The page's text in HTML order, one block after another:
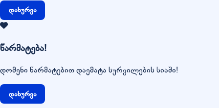
დახურვა
წარმატება!
დომენი წარმატებით დაემატა სურვილების სიაში!
დახურვა